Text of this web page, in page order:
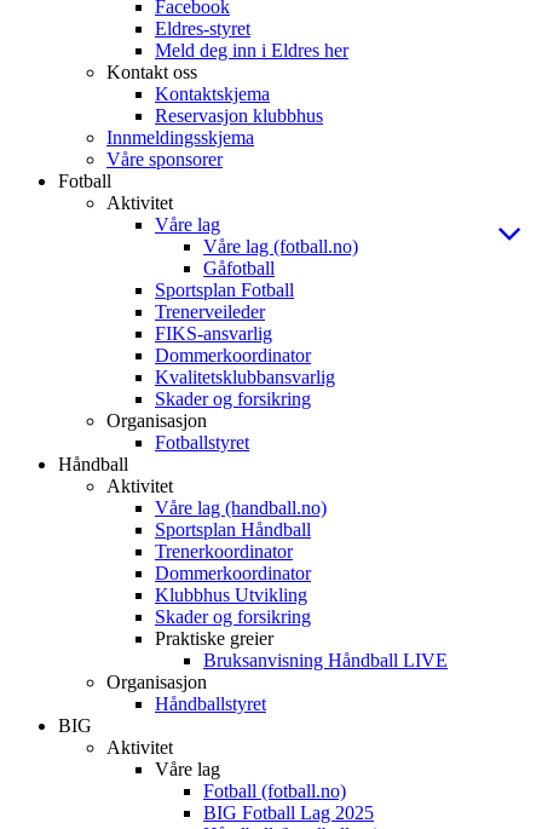
Facebook
Eldres-styret
Meld deg inn i Eldres her
Kontakt oss
Kontaktskjema
Reservasjon klubbhus
Innmeldingsskjema
Våre sponsorer
Fotball
Aktivitet
Våre lag
Våre lag (fotball.no)
Gåfotball
Sportsplan Fotball
Trenerveileder
FIKS-ansvarlig
Dommerkoordinator
Kvalitetsklubbansvarlig
Skader og forsikring
Organisasjon
Fotballstyret
Håndball
Aktivitet
Våre lag (handball.no)
Sportsplan Håndball
Trenerkoordinator
Dommerkoordinator
Klubbhus Utvikling
Skader og forsikring
Praktiske greier
Bruksanvisning Håndball LIVE
Organisasjon
Håndballstyret
BIG
Aktivitet
Våre lag
Fotball (fotball.no)
BIG Fotball Lag 2025